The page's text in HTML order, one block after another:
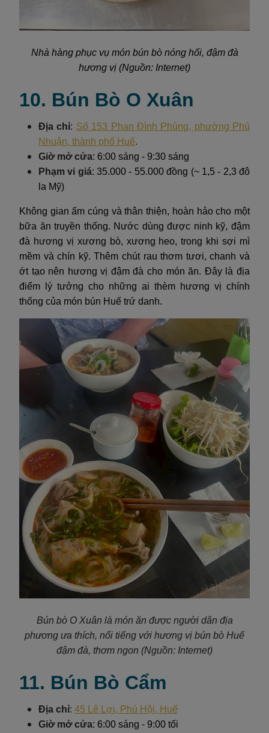
Nhà hàng phục vụ món bún bò nóng hổi, đậm đà
hương vị (Nguồn: Internet)
10. Bún Bò O Xuân
Địa chỉ: Số 153 Phan Đình Phùng, phường Phú
Nhuận, thành phố Huế.
Giờ mở cửa: 6:00 sáng - 9:30 sáng
Phạm vi giá: 35.000 - 55.000 đồng (~ 1,5 - 2,3 đô
la Mỹ)
Không gian ấm cúng và thân thiện, hoàn hảo cho một
bữa ăn truyền thống. Nước dùng được ninh kỹ, đậm
đà hương vị xương bò, xương heo, trong khi sợi mì
mềm và chín kỹ. Thêm chút rau thơm tươi, chanh và
ớt tạo nên hương vị đậm đà cho món ăn. Đây là địa
điểm lý tưởng cho những ai thèm hương vị chính
thống của món bún Huế trứ danh.
Bún bò O Xuân là món ăn được người dân địa
phương ưa thích, nổi tiếng với hương vị bún bò Huế
đậm đà, thơm ngon (Nguồn: Internet)
11. Bún Bò Cẩm
Địa chỉ: 45 Lê Lợi, Phú Hội, Huế
Giờ mở cửa: 6:00 sáng - 9:00 tối